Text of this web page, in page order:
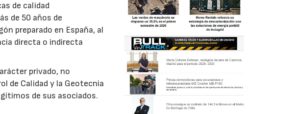
de calidad
de 50 años de
preparado en España, al
directa o indirecta
privado, no
de Calidad y la Geotecnia
de sus asociados.